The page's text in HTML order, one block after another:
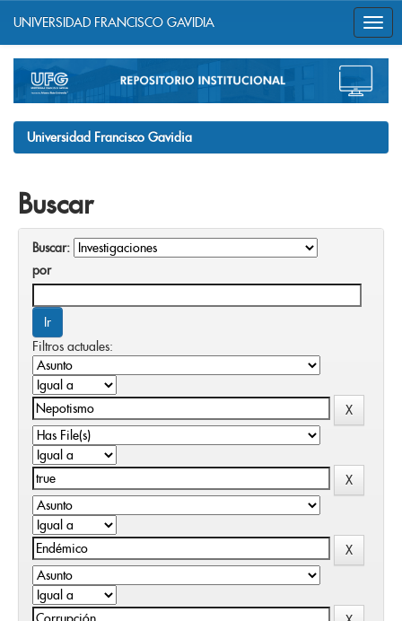
navigation
UNIVERSIDAD FRANCISCO GAVIDIA
Universidad Francisco Gavidia
Buscar
Buscar:
por
Filtros actuales: